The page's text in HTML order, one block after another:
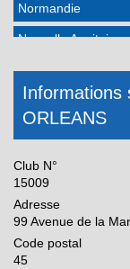
Normandie
Nouvelle Aquitaine
Occitanie
Pays de la Loire
Informations
ORLEANS
Club N°
15009
Adresse
99 Avenue de la
Code postal
45